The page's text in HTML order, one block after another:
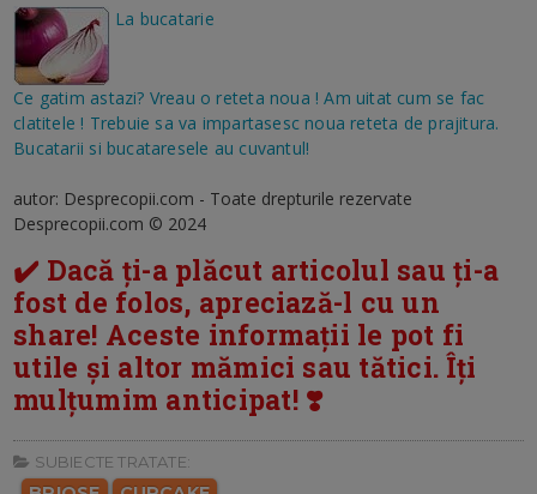
La bucatarie
Ce gatim astazi? Vreau o reteta noua ! Am uitat cum se fac
clatitele ! Trebuie sa va impartasesc noua reteta de prajitura.
Bucatarii si bucataresele au cuvantul!
autor: Desprecopii.com - Toate drepturile rezervate
Desprecopii.com © 2024
✔️ Dacă ți-a plăcut articolul sau ți-a
fost de folos, apreciază-l cu un
share! Aceste informații le pot fi
utile și altor mămici sau tătici. Îți
mulțumim anticipat! ❣️
SUBIECTE TRATATE: